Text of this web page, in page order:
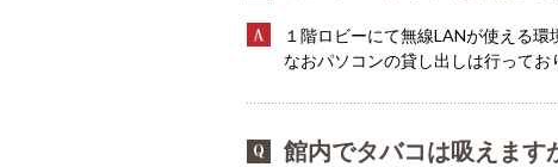
１階ロビーにて無線LANが使える環
なおパソコンの貸し出しは行ってお
館内でタバコは吸えます